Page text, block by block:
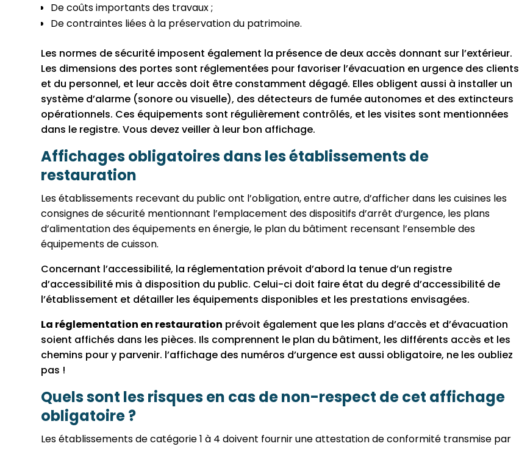
De coûts importants des travaux ;
De contraintes liées à la préservation du patrimoine.
Les normes de sécurité imposent également la présence de deux accès donnant sur l’extérieur.
Les dimensions des portes sont réglementées pour favoriser l’évacuation en urgence des clients
et du personnel, et leur accès doit être constamment dégagé. Elles obligent aussi à installer un
système d’alarme (sonore ou visuelle), des détecteurs de fumée autonomes et des extincteurs
opérationnels. Ces équipements sont régulièrement contrôlés, et les visites sont mentionnées
dans le registre. Vous devez veiller à leur bon affichage.
Affichages obligatoires dans les établissements de
restauration
Les établissements recevant du public ont l’obligation, entre autre, d’afficher dans les cuisines les
consignes de sécurité mentionnant l’emplacement des dispositifs d’arrêt d’urgence, les plans
d’alimentation des équipements en énergie, le plan du bâtiment recensant l’ensemble des
équipements de cuisson.
Concernant l’accessibilité, la réglementation prévoit d’abord la tenue d’un registre
d’accessibilité mis à disposition du public. Celui-ci doit faire état du degré d’accessibilité de
l’établissement et détailler les équipements disponibles et les prestations envisagées.
La réglementation en restauration prévoit également que les plans d’accès et d’évacuation
soient affichés dans les pièces. Ils comprennent le plan du bâtiment, les différents accès et les
chemins pour y parvenir. l’affichage des numéros d’urgence est aussi obligatoire, ne les oubliez
pas !
Quels sont les risques en cas de non-respect de cet affichage
obligatoire ?
Les établissements de catégorie 1 à 4 doivent fournir une attestation de conformité transmise par